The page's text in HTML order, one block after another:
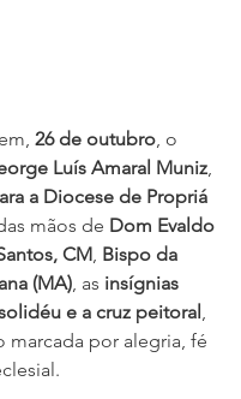
26 de outubro , o
Luís Amaral Muniz
a Diocese de Propriá
mãos de Dom Evaldo
CM Bispo da
(MA) , as insígnias
e a cruz peitoral
marcada por alegria, fé